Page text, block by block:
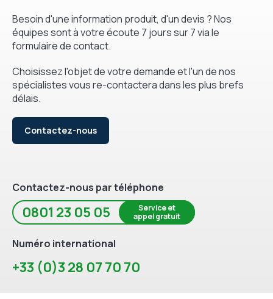
Besoin d'une information produit, d'un devis ? Nos
équipes sont à votre écoute 7 jours sur 7 via le
formulaire de contact.
Choisissez l'objet de votre demande et l'un de nos
spécialistes vous re-contactera dans les plus brefs
délais.
Contactez-nous
Contactez-nous par téléphone
0801 23 05 05
Service et
appel gratuit
Numéro international
+33 (0)3 28 07 70 70